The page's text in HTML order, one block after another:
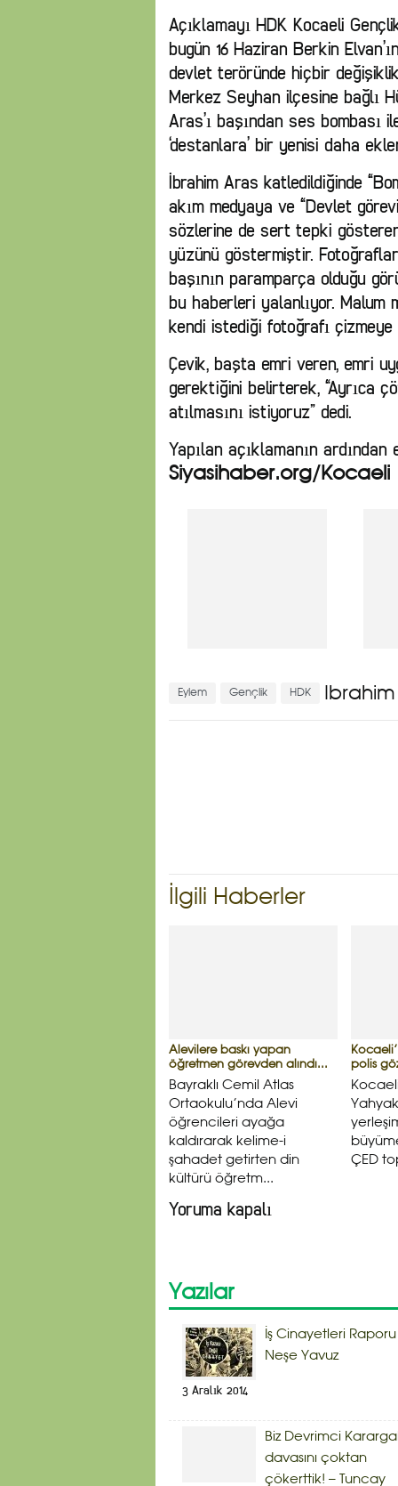
Açıklamayı HDK Kocaeli
bugün 16 Haziran Berkin
devlet teröründe hiçbir değişiklik
Merkez Seyhan ilçesine bağlı
Aras’ı başından ses bombası
‘destanlara’ bir yenisi daha
İbrahim Aras katledildiğinde
akım medyaya ve “Devlet
sözlerine de sert tepki
yüzünü göstermiştir.
başının paramparça olduğu
bu haberleri yalanlıyor. Malum
kendi istediği fotoğrafı çizmeye
Çevik, başta emri veren, emri
gerektiğini belirterek, “Ayrıca
atılmasını istiyoruz” dedi.
Yapılan açıklamanın
Siyasihaber.org/Kocaeli
Eylem Gençlik HDK
İlgili Haberler
Alevilere baskı yapan
öğretmen görevden alındı...
Bayraklı Cemil Atlas
Ortaokulu’nda Alevi
öğrencileri ayağa
kaldırarak kelime-i
şahadet getirten din
kültürü öğretm...
polis
ÇED
Yoruma kapalı
Yazılar
İş Cinayetleri Raporu
Neşe Yavuz
3 Aralık 2014
Biz Devrimci
davasını çoktan
çökerttik! – Tuncay